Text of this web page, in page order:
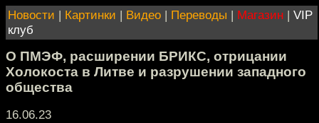
Новости | Картинки | Видео | Переводы | Магазин | VIP
клуб
О ПМЭФ, расширении БРИКС, отрицании
Холокоста в Литве и разрушении западного
общества
16.06.23